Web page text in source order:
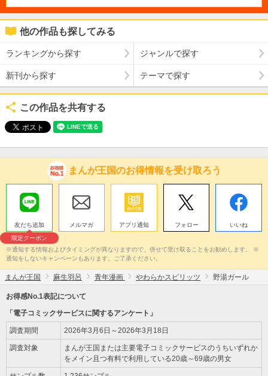
他の作品も探してみる
ランキングから探す ジャンルで探す
新刊から探す テーマで探す
この作品を共有する
まんが王国のお得情報を受け取ろう
友だち追加
限定クーポン
メルマガ アプリ通知 フォロー いいね
※通知する情報およびタイミングが異なりますので、併せて受け取ることをお勧めします。 ※
通知をしないキャンペーンもあります。ご了承ください。
まんが王国 麻生羽呂 青年漫画 やわらかスピリッツ 野湯ガール
お得感No.1表記について
「電子コミックサービスに関するアンケート」
調査期間 2026年3月6日～2026年3月18日
調査対象
まんが王国または主要電子コミックサービスのうちいずれか
をメイン且つ有料で利用している20歳～69歳の男女